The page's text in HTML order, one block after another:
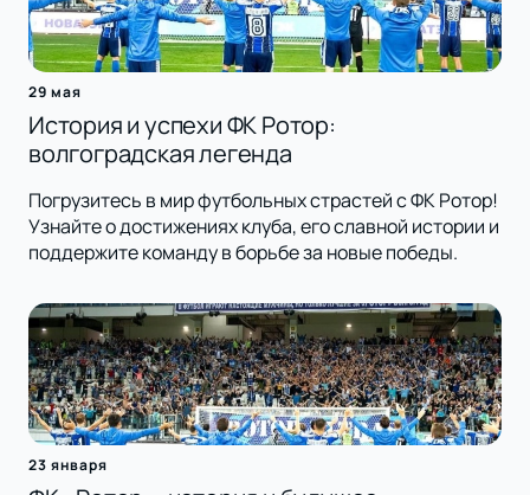
29 мая
История и успехи ФК Ротор:
волгоградская легенда
Погрузитесь в мир футбольных страстей с ФК Ротор!
Узнайте о достижениях клуба, его славной истории и
поддержите команду в борьбе за новые победы.
23 января